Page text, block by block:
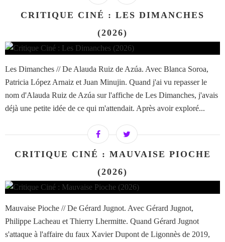
CRITIQUE CINÉ : LES DIMANCHES
(2026)
Les Dimanches // De Alauda Ruiz de Azúa. Avec Blanca Soroa,
Patricia López Arnaiz et Juan Minujin. Quand j'ai vu repasser le
nom d'Alauda Ruiz de Azúa sur l'affiche de Les Dimanches, j'avais
déjà une petite idée de ce qui m'attendait. Après avoir exploré...
CRITIQUE CINÉ : MAUVAISE PIOCHE
(2026)
Mauvaise Pioche // De Gérard Jugnot. Avec Gérard Jugnot,
Philippe Lacheau et Thierry Lhermitte. Quand Gérard Jugnot
s'attaque à l'affaire du faux Xavier Dupont de Ligonnès de 2019,